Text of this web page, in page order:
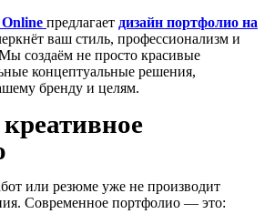
предлагает дизайн портфолио на
ваш стиль, профессионализм и
создаём не просто красивые
концептуальные решения,
бренду и целям.
или резюме уже не производит
Современное портфолио — это: